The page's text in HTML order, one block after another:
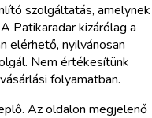
szolgáltatás, amelynek
Patikaradar kizárólag a
elérhető, nyilvánosan
Nem értékesítünk
folyamatban.
Az oldalon megjelenő